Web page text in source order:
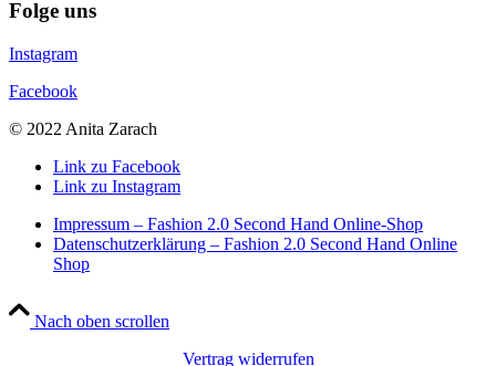
Folge uns
Instagram
Facebook
© 2022 Anita Zarach
Link zu Facebook
Link zu Instagram
Impressum – Fashion 2.0 Second Hand Online-Shop
Datenschutzerklärung – Fashion 2.0 Second Hand Online
Shop
Nach oben scrollen
Vertrag widerrufen